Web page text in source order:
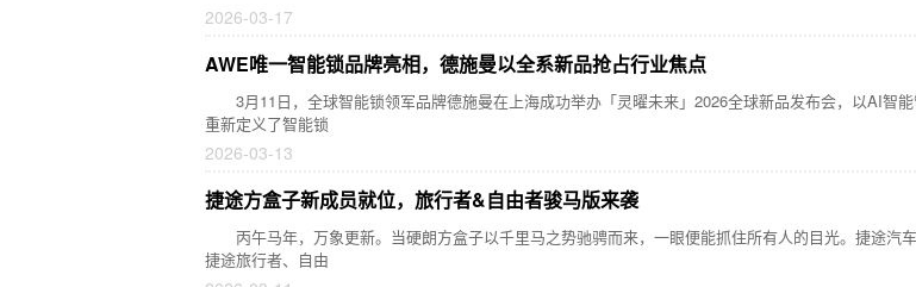
2026-03-17
AWE唯一智能锁品牌亮相，德施曼以全系新品抢占行业焦点
3月11日，全球智能锁领军品牌德施曼在上海成功举办「灵曜未来」2026全球新品发布会，以AI智能
重新定义了智能锁
2026-03-13
捷途方盒子新成员就位，旅行者&自由者骏马版来袭
丙午马年，万象更新。当硬朗方盒子以千里马之势驰骋而来，一眼便能抓住所有人的目光。捷途汽
捷途旅行者、自由